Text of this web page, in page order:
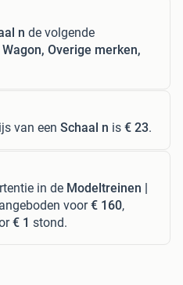
n de volgende
Overige merken,
van een Schaal n is € 23.
in de Modeltreinen |
voor€ 160,
€ 1 stond.